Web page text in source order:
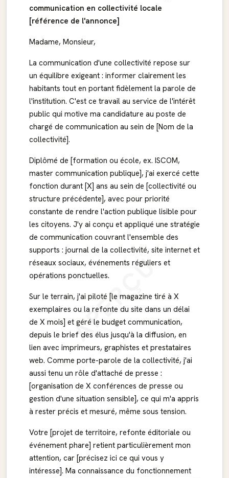
APERÇU
communication en collectivité locale
[référence de l'annonce]
Madame, Monsieur,
La communication d'une collectivité repose sur
un équilibre exigeant : informer clairement les
habitants tout en portant fidèlement la parole de
l'institution. C'est ce travail au service de l'intérêt
public qui motive ma candidature au poste de
chargé de communication au sein de [Nom de la
collectivité].
Diplômé de [formation ou école, ex. ISCOM,
master communication publique], j'ai exercé cette
fonction durant [X] ans au sein de [collectivité ou
structure précédente], avec pour priorité
constante de rendre l'action publique lisible pour
les citoyens. J'y ai conçu et appliqué une stratégie
de communication couvrant l'ensemble des
supports : journal de la collectivité, site internet et
réseaux sociaux, événements réguliers et
opérations ponctuelles.
Sur le terrain, j'ai piloté [le magazine tiré à X
exemplaires ou la refonte du site dans un délai
de X mois] et géré le budget communication,
depuis le brief des élus jusqu'à la diffusion, en
lien avec imprimeurs, graphistes et prestataires
web. Comme porte-parole de la collectivité, j'ai
aussi tenu un rôle d'attaché de presse :
[organisation de X conférences de presse ou
gestion d'une situation sensible], ce qui m'a appris
à rester précis et mesuré, même sous tension.
Votre [projet de territoire, refonte éditoriale ou
événement phare] retient particulièrement mon
attention, car [précisez ici ce qui vous y
intéresse]. Ma connaissance du fonctionnement